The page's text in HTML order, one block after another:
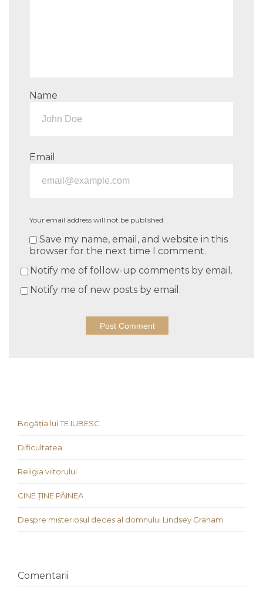
Name
Email
Your email address will not be published.
Save my name, email, and website in this
browser for the next time I comment.
Notify me of follow-up comments by email.
Notify me of new posts by email.
Bogăția lui TE IUBESC
Dificultatea
Religia viitorului
CINE ȚINE PÂINEA
Despre misteriosul deces al domnului Lindsey Graham
Comentarii